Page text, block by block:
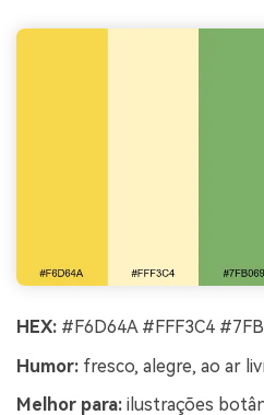
HEX: #F6D64A #FFF3C4
Humor: fresco, alegre, ao ar
Melhor para: ilustrações